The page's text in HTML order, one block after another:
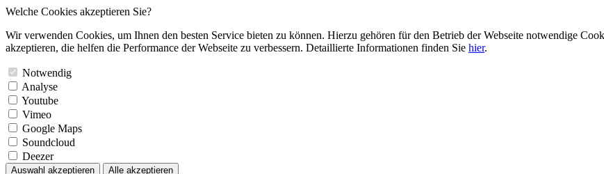
Welche Cookies akzeptieren Sie?
Wir verwenden Cookies, um Ihnen den besten Service bieten zu können. Hierzu gehören für den Betrieb der Webseite notwendige
akzeptieren, die helfen die Performance der Webseite zu verbessern. Detaillierte Informationen finden Sie hier.
Notwendig
Analyse
Youtube
Vimeo
Google Maps
Soundcloud
Deezer
Auswahl akzeptieren Alle akzeptieren